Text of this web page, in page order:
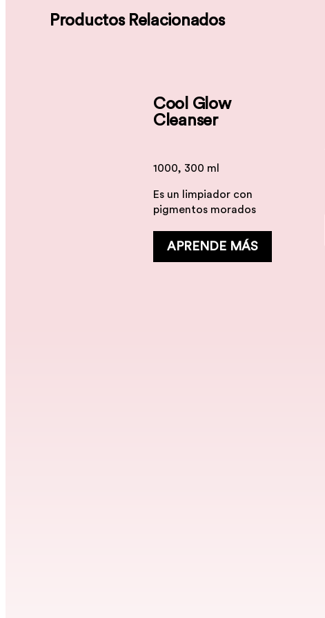
Productos Relacionados
Cool Glow
Cleanser
1000, 300 ml
Es un limpiador con
pigmentos morados
APRENDE MÁS